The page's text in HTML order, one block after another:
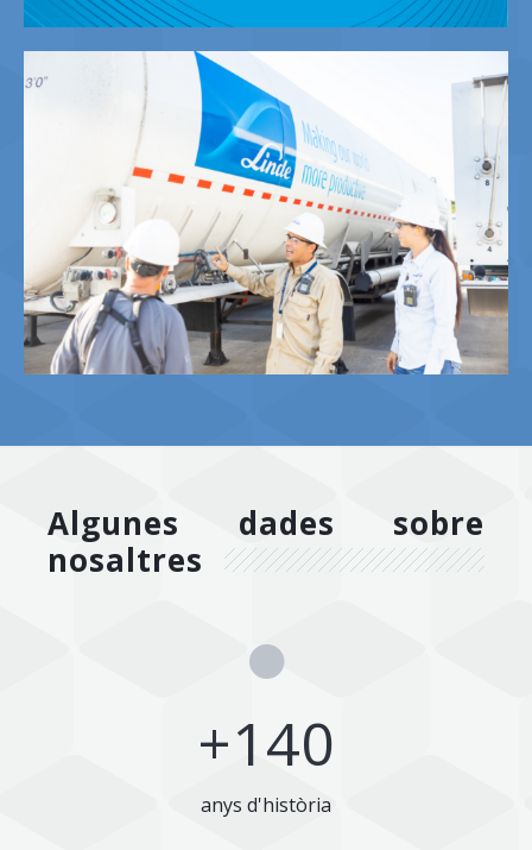
Algunes dades sobre
nosaltres
+140
anys d'història